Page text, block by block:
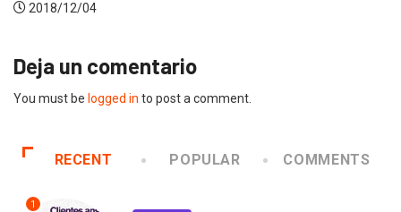
2018/12/04
Deja un comentario
You must be logged in to post a comment.
RECENT POPULAR COMMENTS
1